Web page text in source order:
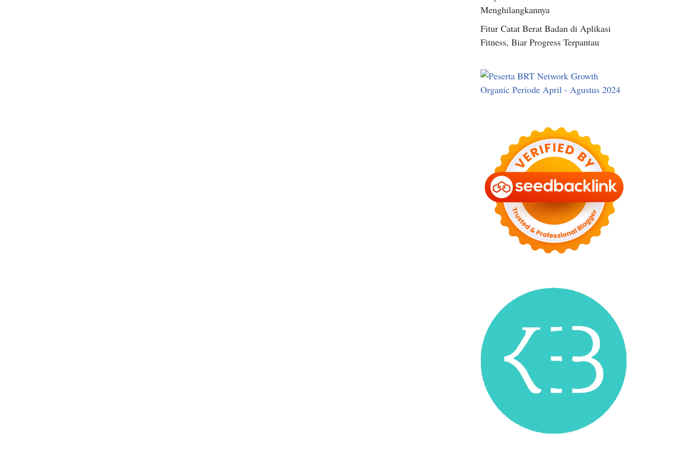
Menghilangkannya
Fitur Catat Berat Badan di Aplikasi
Fitness, Biar Progress Terpantau